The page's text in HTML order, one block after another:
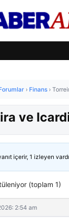
› Finans ›
ve
içerir, 1 izleyen
(toplam 1)
2:54 am